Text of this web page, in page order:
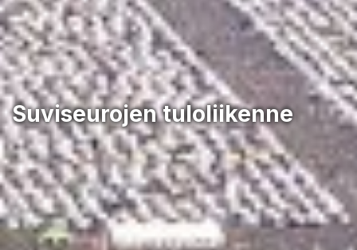
Suviseurojen tuloliikenne